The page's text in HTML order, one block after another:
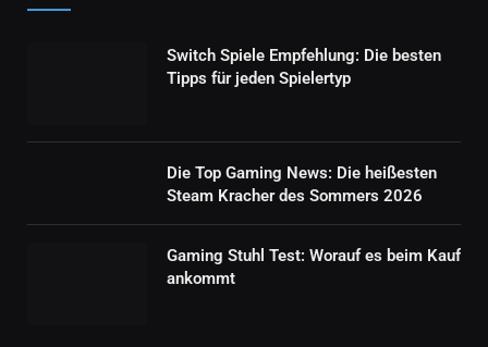
Switch Spiele Empfehlung: Die besten
Tipps für jeden Spielertyp
Die Top Gaming News: Die heißesten
Steam Kracher des Sommers 2026
Gaming Stuhl Test: Worauf es beim Kauf
ankommt